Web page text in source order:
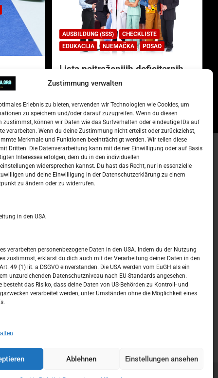
Zustimmung verwalten
Erlebnis zu bieten, verwenden wir Technologien wie Cookies, um
zu speichern und/oder darauf zuzugreifen. Wenn du diesen
zustimmst, können wir Daten wie das Surfverhalten oder eindeutige IDs auf
verarbeiten. Wenn du deine Zustimmung nicht erteilst oder zurückziehst,
Merkmale und Funktionen beeinträchtigt werden. Wir teilen diese
Dritten. Die Datenverarbeitung kann mit deiner Einwilligung oder auf Basis
Interesses erfolgen, dem du in den individuellen
widersprechen kannst. Du hast das Recht, nur in essenzielle
und deine Einwilligung in der Datenschutzerklärung zu einem
zu ändern oder zu widerrufen.
in den USA
verarbeiten personenbezogene Daten in den USA. Indem du der Nutzung
zustimmst, erklärst du dich auch mit der Verarbeitung deiner Daten in den
49 (1) lit. a DSGVO einverstanden. Die USA werden vom EuGH als ein
unzureichenden Datenschutzniveau nach EU-Standards angesehen.
besteht das Risiko, dass deine Daten von US-Behörden zu Kontroll- und
verarbeitet werden, unter Umständen ohne die Möglichkeit eines
Ablehnen Einstellungen ansehen
AUSBILDUNG (SSS)
CHECKLISTE
EDUKACIJA
NJEMAČKA POSAO
Lista najtraženijih deficitarnih
zanimanja u Njemačkoj.
–
Kalendar
10 11 12 13 14 15 16
17 18 19 20 21 22
24 25 26 27 28 29 30